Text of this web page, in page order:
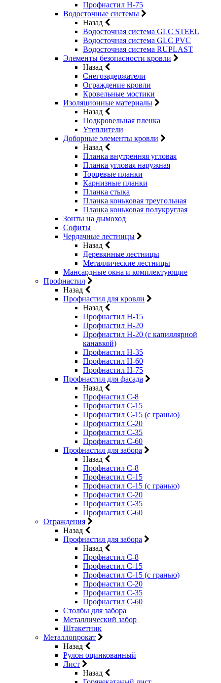
Профнастил Н-75
Водосточные системы
Назад
Водосточная система GLC STEEL
Водосточная система GLC PVC
Водосточная система RUPLAST
Элементы безопасности кровли
Назад
Снегозадержатели
Ограждение кровли
Кровельные мостики
Изоляционные материалы
Назад
Подкровельная пленка
Утеплители
Доборные элементы кровли
Назад
Планка внутренняя угловая
Планка угловая наружная
Торцевые планки
Карнизные планки
Планка стыка
Планка коньковая треугольная
Планка коньковая полукруглая
Зонты на дымоход
Софиты
Чердачные лестницы
Назад
Деревянные лестницы
Металлические лестницы
Мансардные окна и комплектующие
Профнастил
Назад
Профнастил для кровли
Назад
Профнастил Н-15
Профнастил Н-20
Профнастил Н-20 (с капиллярной
канавкой)
Профнастил Н-35
Профнастил Н-60
Профнастил Н-75
Профнастил для фасада
Назад
Профнастил С-8
Профнастил С-15
Профнастил С-15 (с гранью)
Профнастил С-20
Профнастил С-35
Профнастил С-60
Профнастил для забора
Назад
Профнастил С-8
Профнастил С-15
Профнастил С-15 (с гранью)
Профнастил С-20
Профнастил С-35
Профнастил С-60
Ограждения
Назад
Профнастил для забора
Назад
Профнастил С-8
Профнастил С-15
Профнастил С-15 (с гранью)
Профнастил С-20
Профнастил С-35
Профнастил С-60
Столбы для забора
Металлический забор
Штакетник
Металлопрокат
Назад
Рулон оцинкованный
Лист
Назад